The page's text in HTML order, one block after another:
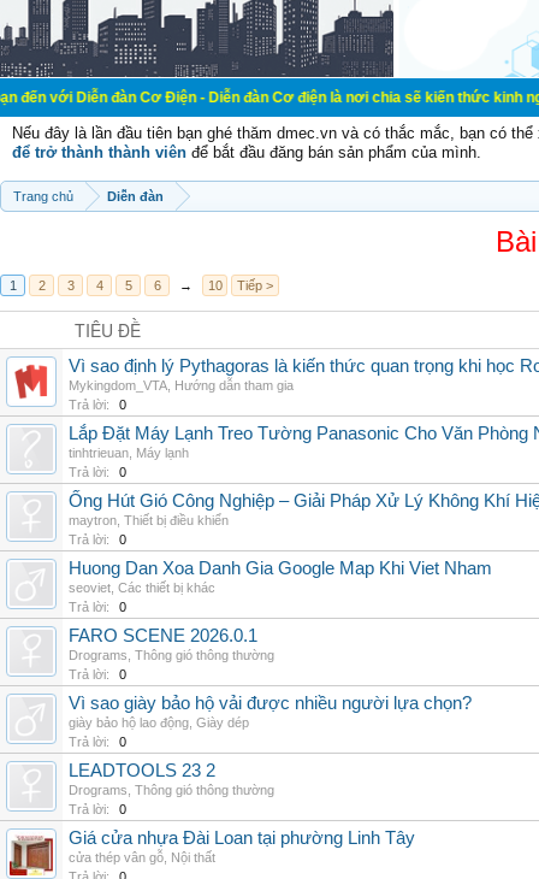
đàn Cơ Điện - Diễn đàn Cơ điện là nơi chia sẽ kiến thức kinh nghiệm
Nếu đây là lần đầu tiên bạn ghé thăm dmec.vn và có thắc mắc, bạn có
để trở thành thành viên để bắt đầu đăng bán sản phẩm của mình.
Trang chủ Diễn đàn
1 2 3 4 5 6 → 10 Tiếp >
TIÊU ĐỀ
Vì sao định lý Pythagoras là kiến thức quan trọng khi học
Mykingdom_VTA Hướng dẫn tham gia
Trả lời:
0
Lắp Đặt Máy Lạnh Treo Tường Panasonic Cho Văn Phòng
tinhtrieuan Máy lạnh
Trả lời:
0
Ống Hút Gió Công Nghiệp – Giải Pháp Xử Lý Không Khí
maytron Thiết bị điều khiển
Trả lời:
0
Huong Dan Xoa Danh Gia Google Map Khi Viet Nham
seoviet Các thiết bị khác
Trả lời:
0
FARO SCENE 2026.0.1
Drograms Thông gió thông thường
Trả lời:
0
Vì sao giày bảo hộ vải được nhiều người lựa chọn?
giày bảo hộ lao động Giày dép
Trả lời:
0
LEADTOOLS 23 2
Drograms Thông gió thông thường
Trả lời:
0
Giá cửa nhựa Đài Loan tại phường Linh Tây
cửa thép vân gỗ Nội thất